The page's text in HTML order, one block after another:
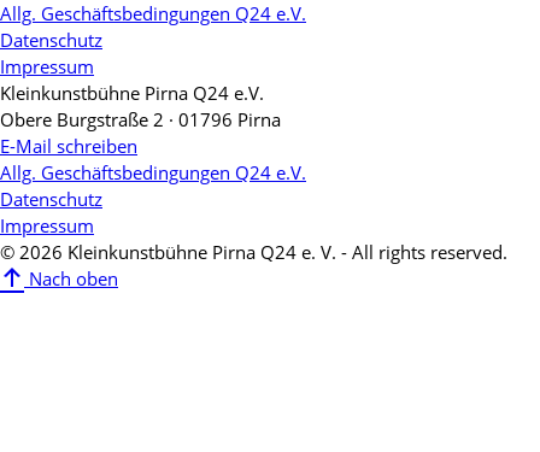
Allg. Geschäftsbedingungen Q24 e.V.
Datenschutz
Impressum
Kleinkunstbühne Pirna Q24 e.V.
Obere Burgstraße 2 · 01796 Pirna
E-Mail schreiben
Allg. Geschäftsbedingungen Q24 e.V.
Datenschutz
Impressum
© 2026 Kleinkunstbühne Pirna Q24 e. V. - All rights reserved.
Nach oben